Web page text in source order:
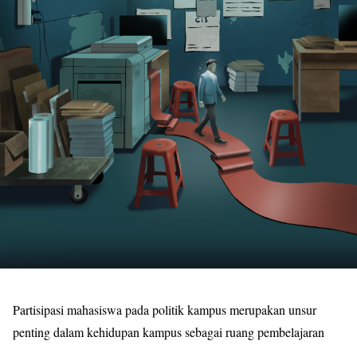
Partisipasi mahasiswa pada politik kampus merupakan unsur
penting dalam kehidupan kampus sebagai ruang pembelajaran